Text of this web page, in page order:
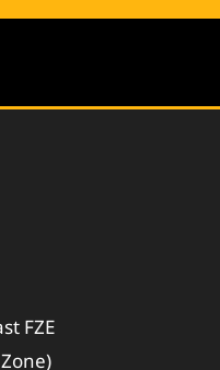
FZE